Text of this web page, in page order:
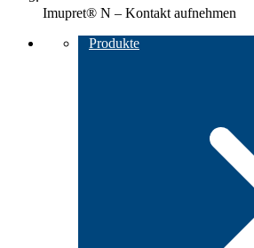
Imupret® N – Kontakt aufnehmen
Produkte